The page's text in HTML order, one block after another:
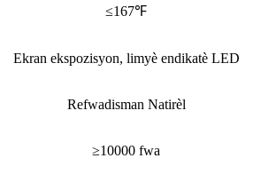
≤167℉
Ekran ekspozisyon, limyè endikatè LED
Refwadisman Natirèl
≥10000 fwa